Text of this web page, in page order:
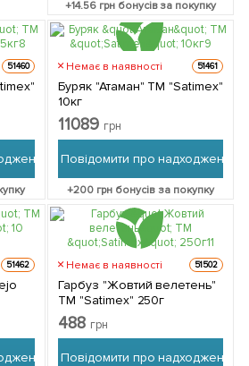
+14.56грн бонусів за покупку
51460 Немає в наявності 51461
Буряк "Атаман" ТМ "Satimex"
10кг
11089 грн
Повідомити про надходження
+200 грн бонусів за покупку
51462 Немає в наявності 51502
Гарбуз "Жовтий велетень"
ТМ "Satimex" 250г
488 грн
Повідомити про надходження